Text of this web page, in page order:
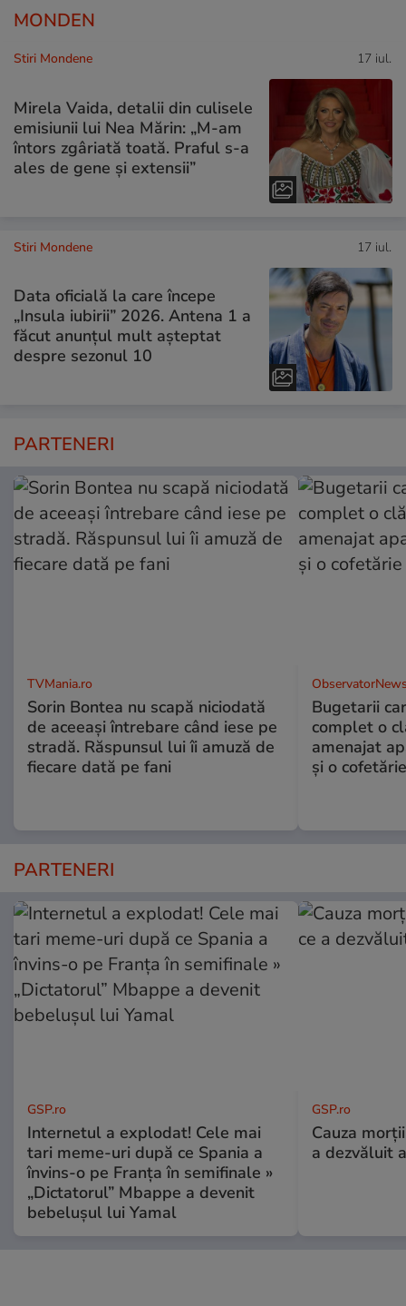
MONDEN
Stiri Mondene 17 iul.
Mirela Vaida, detalii din culisele
emisiunii lui Nea Mărin: „M-am
întors zgâriată toată. Praful s-a
ales de gene și extensii”
Stiri Mondene 17 iul.
Data oficială la care începe
„Insula iubirii” 2026. Antena 1 a
făcut anunțul mult așteptat
despre sezonul 10
PARTENERI
TVMania.ro
Sorin Bontea nu scapă niciodată
de aceeași întrebare când iese pe
stradă. Răspunsul lui îi amuză de
fiecare dată pe fani
Bugetarii
complet o
amenajat
și o cofetărie
PARTENERI
GSP.ro
Internetul a explodat! Cele mai
tari meme-uri după ce Spania a
învins-o pe Franța în semifinale »
„Dictatorul” Mbappe a devenit
bebelușul lui Yamal
GSP.ro
Cauza
a dezvăluit